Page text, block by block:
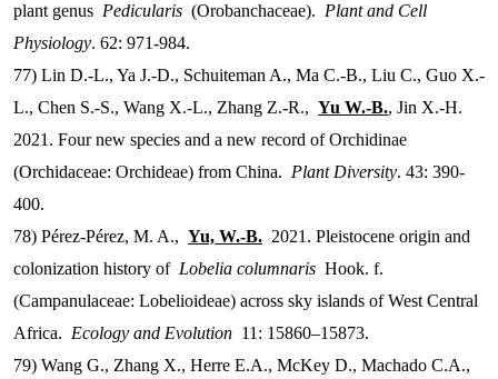
plant genus Pedicularis (Orobanchaceae). Plant and Cell
Physiology. 62: 971-984.
77) Lin D.-L., Ya J.-D., Schuiteman A., Ma C.-B., Liu C., Guo X.-
L., Chen S.-S., Wang X.-L., Zhang Z.-R., Yu W.-B., Jin X.-H.
2021. Four new species and a new record of Orchidinae
(Orchidaceae: Orchideae) from China. Plant Diversity. 43: 390-
400.
78) Pérez-Pérez, M. A., Yu, W.-B. 2021. Pleistocene origin and
colonization history of Lobelia columnaris Hook. f.
(Campanulaceae: Lobelioideae) across sky islands of West Central
Africa. Ecology and Evolution 11: 15860–15873.
79) Wang G., Zhang X., Herre E.A., McKey D., Machado C.A.,